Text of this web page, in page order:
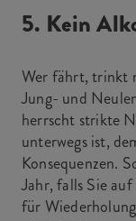
5. Kein
Wer fährt, trinkt
Jung- und
herrscht strikte
unterwegs ist,
Konsequenzen.
Jahr, falls Sie
für